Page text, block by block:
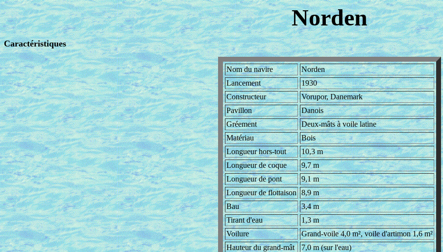
Norden
Caractéristiques
Nom du navire
Norden
Lancement
1930
Constructeur
Vorupor, Danemark
Pavillon
Danois
Gréement
Deux-mâts à voile latine
Matériau
Bois
Longueur hors-tout
10,3 m
Longueur de coque
9,7 m
Longueur de pont
9,1 m
Longueur de flottaison 8,9 m
Bau
3,4 m
Tirant d'eau
1,3 m
Voilure
Grand-voile 4,0 m², voile d'artimon 1,6 m²
Hauteur du grand-mât
7,0 m (sur l'eau)